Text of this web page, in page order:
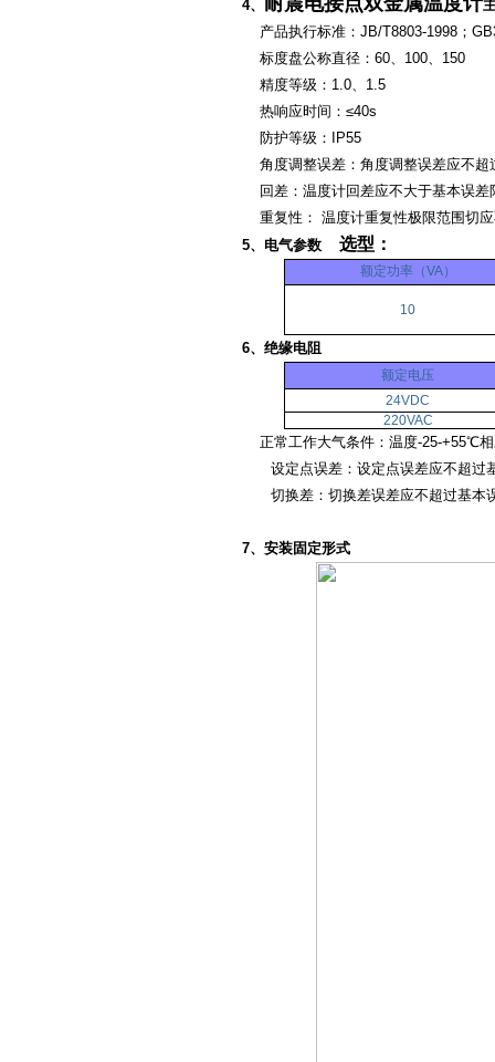
4、
产品执行标准：JB/T8803-1998；
标度盘公称直径：60、100、150
精度等级：1.0、1.5
热响应时间：≤40s
防护等级：IP55
角度调整误差：角度调整误差应不超
回差：温度计回差应不大于基本误差
重复性： 温度计重复性极限范围切
5、电气参数
选型：
额定功率（VA）
10
6、绝缘电阻
额定电压
24VDC
220VAC
正常工作大气条件：温度-25-+55℃相
设定点误差：设定点误差应不超过
切换差：切换差误差应不超过基本
7、安装固定形式